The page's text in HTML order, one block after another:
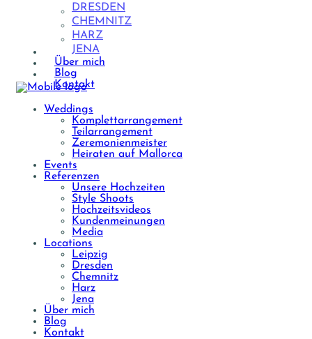
DRESDEN
CHEMNITZ
HARZ
JENA
Über mich
Blog
Kontakt
Weddings
Komplettarrangement
Teilarrangement
Zeremonienmeister
Heiraten auf Mallorca
Events
Referenzen
Unsere Hochzeiten
Style Shoots
Hochzeitsvideos
Kundenmeinungen
Media
Locations
Leipzig
Dresden
Chemnitz
Harz
Jena
Über mich
Blog
Kontakt